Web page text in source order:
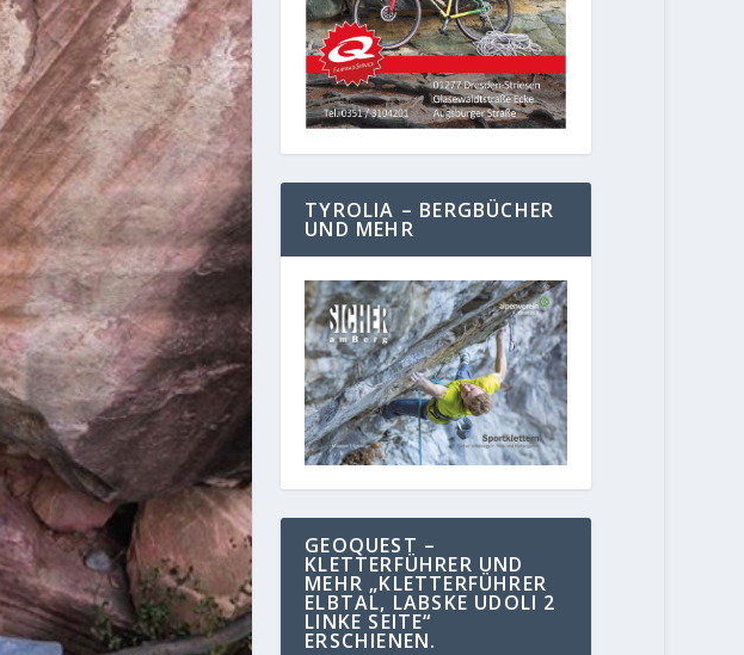
TYROLIA – BERGBÜCHER
UND MEHR
GEOQUEST –
KLETTERFÜHRER UND
MEHR „KLETTERFÜHRER
ELBTAL, LABSKE UDOLI 2
LINKE SEITE“
ERSCHIENEN.